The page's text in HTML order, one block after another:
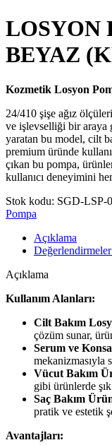
LOSYON
BEYAZ
Kozmetik Losyon
24/410 şişe ağız
ve işlevselliği bir araya
yaratan bu model, cilt
premium üründe
çıkan bu pompa,
kullanıcı deneyimini
Stok kodu: SGD-LSP-
Pompa
Açıklama
Açıklama
Kullanım Alanları:
Cilt Bakım
çözüm sunar,
Serum ve
mekanizmasıyla
Vücut Bakım
gibi ürünlerde
Saç Bakım
pratik ve estetik
Avantajları: